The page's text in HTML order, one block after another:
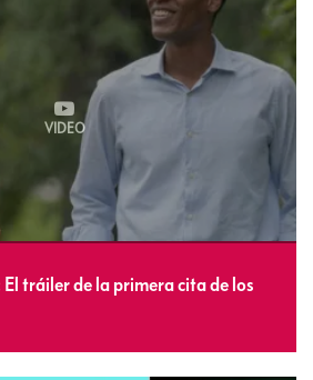
VIDEO
tráiler de la primera cita de los